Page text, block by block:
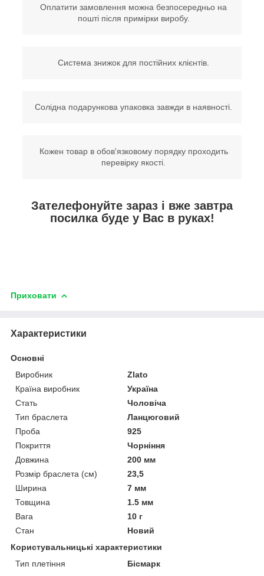
Оплатити замовлення можна безпосередньо на
пошті після примірки виробу.
Система знижок для постійних клієнтів.
Солідна подарункова упаковка завжди в наявності.
Кожен товар в обов'язковому порядку проходить
перевірку якості.
Зателефонуйте зараз і вже завтра
посилка буде у Вас в руках!
Приховати
Характеристики
Основні
Виробник
Zlato
Країна виробник
Україна
Стать
Чоловіча
Тип браслета
Ланцюговий
Проба
925
Покриття
Чорніння
Довжина
200 мм
Розмір браслета (см)
23,5
Ширина
7 мм
Товщина
1.5 мм
Вага
10 г
Стан
Новий
Користувальницькі характеристики
Тип плетіння
Бісмарк